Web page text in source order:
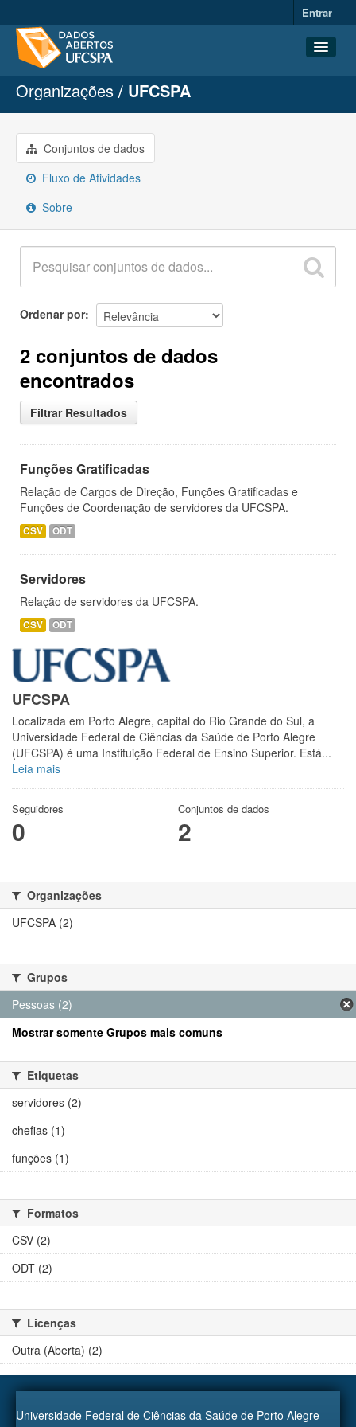
Entrar
Conjuntos de dados
Organizações
Grupos
Sobre
Organizações UFCSPA
Conjuntos de dados
Fluxo de Atividades
Sobre
Ordenar por
2 conjuntos de dados
encontrados
Filtrar Resultados
Funções Gratificadas
Relação de Cargos de Direção, Funções Gratificadas e
Funções de Coordenação de servidores da UFCSPA.
CSV ODT
Servidores
Relação de servidores da UFCSPA.
CSV ODT
UFCSPA
Localizada em Porto Alegre, capital do Rio Grande do Sul, a
Universidade Federal de Ciências da Saúde de Porto Alegre
(UFCSPA) é uma Instituição Federal de Ensino Superior. Está...
Leia mais
Seguidores
0
Conjuntos de dados
2
Organizações
UFCSPA (2)
Grupos
Pessoas (2)
Mostrar somente Grupos mais comuns
Etiquetas
servidores (2)
chefias (1)
funções (1)
Formatos
CSV (2)
ODT (2)
Licenças
Outra (Aberta) (2)
Universidade Federal de Ciências da Saúde de Porto Alegre